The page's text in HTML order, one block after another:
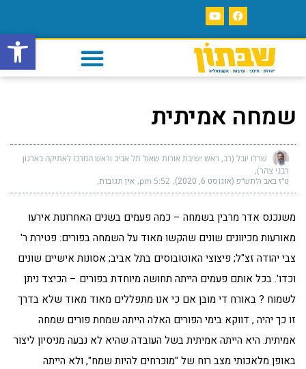
פתח
שמחה אמיתית
שרלו יובל (רב, ראש ישיבת אורות שאול תל אביב וראש המרכז לאתיקה בארגון
רבני צהר)
ט״ז באב ה׳תש״פ (אוגוסט 6, 2020) 5:52 pm אין תגובות
משנכנס אדר מרבין בשמחה – כמה פעמים בשנים האחרונות אירעו
מאורעות מכיוונים שונים שהקשו מאוד על השמחה בפורים: פטירת ר'
צבי יהודה זצ"ל; פיצוצי האוטובוסים בתל אביב; אסונות אישיים שונים
וכדו'. בכל אותם פעמים הייתה תחושה מיוחדת בפורים – הכיצד ניתן
לשמוח ? באורח די מובן אם כי אנו מתפללים מאוד מאוד שלא בדרך
זו כך יהיה , דווקא בימי הפורים האלה הייתה שמחת פורים שמחה
אמיתית. היא הייתה אמיתית בשל העובדה שהיא לא נבעה מניסיון ליצור
באופן מלאכותי מצב רוח של "מוכרחים להיות שמח", ולא הייתה